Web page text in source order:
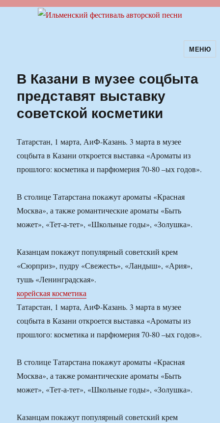
Ильменский фестиваль авторскойМЕНЮ
В Казани в музее соцбыта
представят выставку
советской косметики
Татарстан, 1 марта, АиФ-Казань. 3 марта в музее
соцбыта в Казани откроется выставка «Ароматы из
прошлого: косметика и парфюмерия 70-80 –ых годов».
В столице Татарстана покажут ароматы «Красная
Москва», а также романтические ароматы «Быть
может», «Тет-а-тет», «Школьные годы», «Золушка».
Казанцам покажут популярный советский крем
«Сюрприз», пудру «Свежесть», «Ландыш», «Ария»,
тушь «Ленинградская».
корейская косметика
Татарстан, 1 марта, АиФ-Казань. 3 марта в музее
соцбыта в Казани откроется выставка «Ароматы из
прошлого: косметика и парфюмерия 70-80 –ых годов».
В столице Татарстана покажут ароматы «Красная
Москва», а также романтические ароматы «Быть
может», «Тет-а-тет», «Школьные годы», «Золушка».
Казанцам покажут популярный советский крем